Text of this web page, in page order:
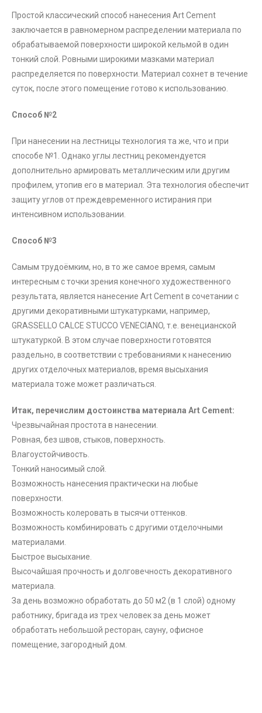
Простой классический способ нанесения Art Cement
заключается в равномерном распределении материала по
обрабатываемой поверхности широкой кельмой в один
тонкий слой. Ровными широкими мазками материал
распределяется по поверхности. Материал сохнет в течение
суток, после этого помещение готово к использованию.
Способ №2
При нанесении на лестницы технология та же, что и при
способе №1. Однако углы лестниц рекомендуется
дополнительно армировать металлическим или другим
профилем, утопив его в материал. Эта технология обеспечит
защиту углов от преждевременного истирания при
интенсивном использовании.
Способ №3
Самым трудоёмким, но, в то же самое время, самым
интересным с точки зрения конечного художественного
результата, является нанесение Art Cement в сочетании с
другими декоративными штукатурками, например,
GRASSELLO CALCE STUCCO VENECIANO, т.е. венецианской
штукатуркой. В этом случае поверхности готовятся
раздельно, в соответствии с требованиями к нанесению
других отделочных материалов, время высыхания
материала тоже может различаться.
Итак, перечислим достоинства материала Art Cement:
Чрезвычайная простота в нанесении.
Ровная, без швов, стыков, поверхность.
Влагоустойчивость.
Тонкий наносимый слой.
Возможность нанесения практически на любые
поверхности.
Возможность колеровать в тысячи оттенков.
Возможность комбинировать с другими отделочными
материалами.
Быстрое высыхание.
Высочайшая прочность и долговечность декоративного
материала.
За день возможно обработать до 50 м2 (в 1 слой) одному
работнику, бригада из трех человек за день может
обработать небольшой ресторан, сауну, офисное
помещение, загородный дом.